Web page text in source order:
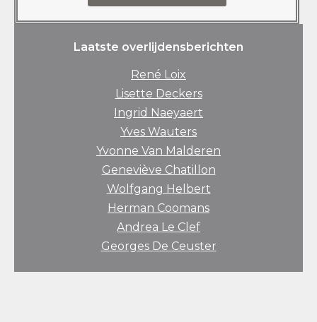
Laatste overlijdensberichten
René Loix
Lisette Deckers
Ingrid Naeyaert
Yves Wauters
Yvonne Van Malderen
Geneviève Chatillon
Wolfgang Helbert
Herman Coomans
Andrea Le Clef
Georges De Ceuster